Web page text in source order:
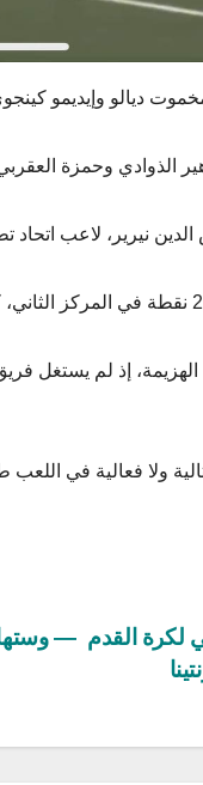
كينجوي في الدقيقتين 10
في الدقيقتين 67 والثانية من
نيرير، لاعب اتحاد
الهزيمة، إذ لم يستغل
ولا فعالية في
لكرة القدم —